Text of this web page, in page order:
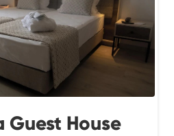
Guest House